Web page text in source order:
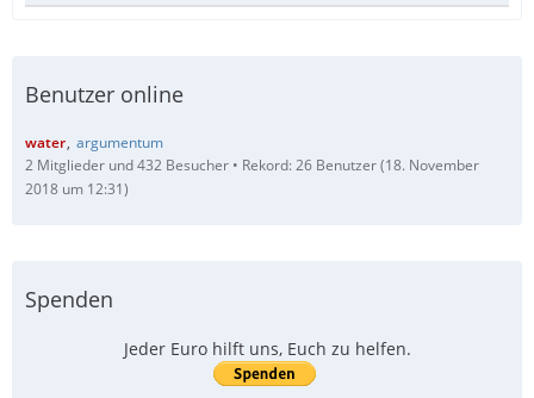
Benutzer online
water argumentum
2 Mitglieder und 432 Besucher
Rekord: 26 Benutzer (18. November
2018 um 12:31)
Spenden
Jeder Euro hilft uns, Euch zu helfen.